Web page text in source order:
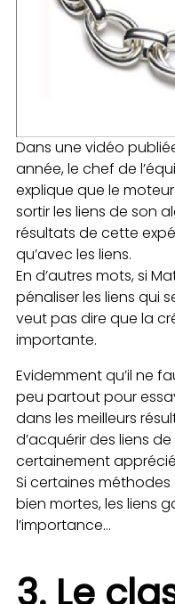
Dans une vidéo
année, le chef de
explique que le
sortir les liens de son
résultats de cette
qu’avec les liens.
En d’autres mots, si
pénaliser les liens qui
veut pas dire que la
importante.
Evidemment qu’il ne
peu partout pour
dans les meilleurs
d’acquérir des liens
certainement
Si certaines
bien mortes, les liens
l’importance…
3. Le